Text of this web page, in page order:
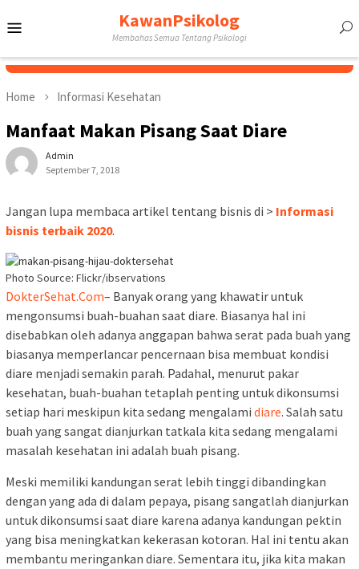
to
KawanPsikolog
Membahas Semua Tentang Psikologi
Home Informasi Kesehatan
Manfaat Makan Pisang Saat Diare
Admin
September 7, 2018
Jangan lupa membaca artikel tentang bisnis di > Informasi
bisnis terbaik 2020.
Photo Source: Flickr/ibservations
DokterSehat.Com– Banyak orang yang khawatir untuk
mengonsumsi buah-buahan saat diare. Biasanya hal ini
disebabkan oleh adanya anggapan bahwa serat pada buah yang
biasanya memperlancar pencernaan bisa membuat kondisi
diare menjadi semakin parah. Padahal, menurut pakar
kesehatan, buah-buahan tetaplah penting untuk dikonsumsi
setiap hari meskipun kita sedang mengalami diare. Salah satu
buah yang sangat dianjurkan tatkala kita sedang mengalami
masalah kesehatan ini adalah buah pisang.
Meski memiliki kandungan serat lebih tinggi dibandingkan
dengan yang ada di dalam pepaya, pisang sangatlah dianjurkan
untuk dikonsumsi saat diare karena adanya kandungan pektin
yang bisa meningkatkan kekerasan kotoran. Hal ini tentu akan
membantu meringankan diare. Sementara itu, jika kita makan